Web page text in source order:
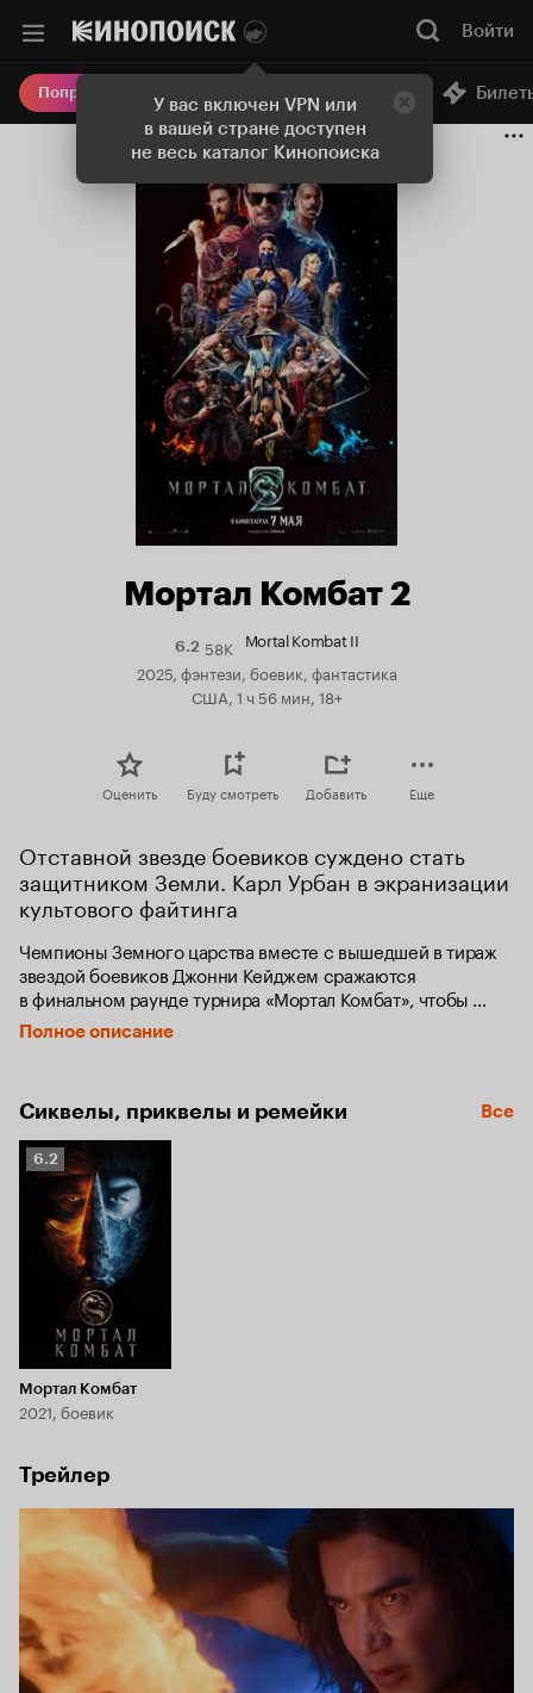
У вас включен VPN или
в вашей стране доступен
не весь каталог Кинопоиска
Войти
Попробовать Плюс Онлайн-кинотеатр
Мортал Комбат 2
6.2Рейтинг
Кинопоиска
6.2
58K Mortal Kombat II
2025, фэнтези, боевик, фантастика
США, 1 ч 56 мин, 18+
Оценить Буду смотреть Добавить Еще
Отставной звезде боевиков суждено стать
защитником Земли. Карл Урбан в экранизации
культового файтинга
Чемпионы Земного царства вместе с вышедшей в тираж
звездой боевиков Джонни Кейджем сражаются
в финальном раунде турнира «Мортал Комбат», чтобы
спасти Землю от Шао Кана.
Полное описание
Сиквелы, приквелы и ремейки Все
Рейтинг
Кинопоиска
6.2
Мортал Комбат
2021, боевик
Трейлер